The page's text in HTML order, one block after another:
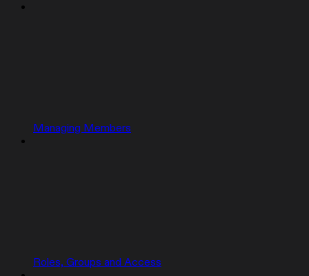
Managing Members
Roles, Groups and Access